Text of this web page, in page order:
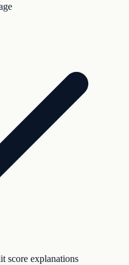
score explanations